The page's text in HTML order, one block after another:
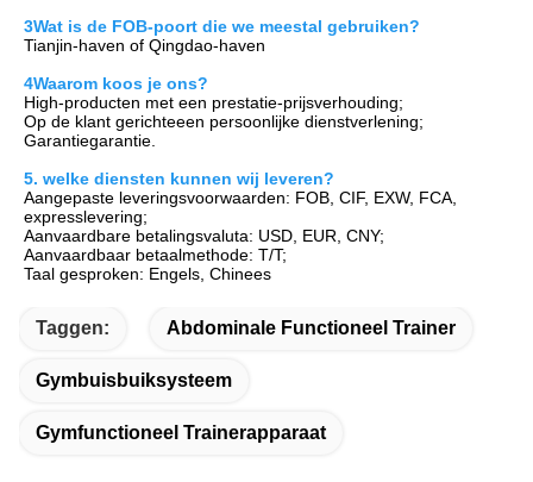
3Wat is de FOB-poort die we meestal gebruiken?
Tianjin-haven of Qingdao-haven
4Waarom koos je ons?
High-producten met een prestatie-prijsverhouding;
Op de klant gerichteeen persoonlijke dienstverlening;
Garantiegarantie.
5. welke diensten kunnen wij leveren?
Aangepaste leveringsvoorwaarden: FOB, CIF, EXW, FCA,
expresslevering;
Aanvaardbare betalingsvaluta: USD, EUR, CNY;
Aanvaardbaar betaalmethode: T/T;
Taal gesproken: Engels, Chinees
Taggen: Abdominale Functioneel Trainer
Gymbuisbuiksysteem
Gymfunctioneel Trainerapparaat